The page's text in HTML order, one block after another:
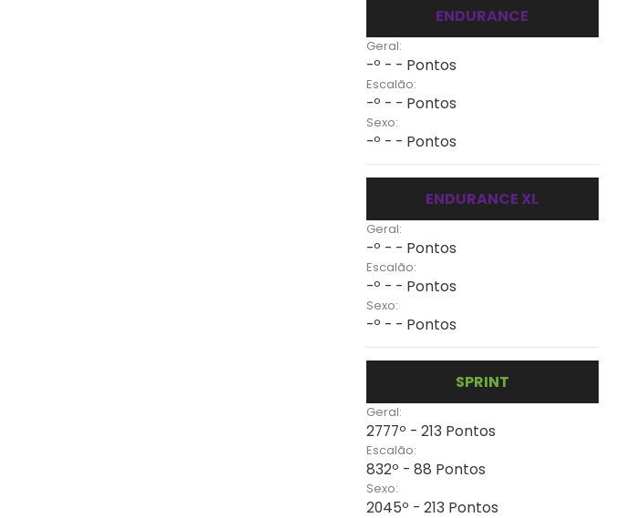
ENDURANCE
Geral:
-º - - Pontos
Escalão:
-º - - Pontos
Sexo:
-º - - Pontos
ENDURANCE XL
Geral:
-º - - Pontos
Escalão:
-º - - Pontos
Sexo:
-º - - Pontos
SPRINT
Geral:
2777º - 213 Pontos
Escalão:
832º - 88 Pontos
Sexo:
2045º - 213 Pontos